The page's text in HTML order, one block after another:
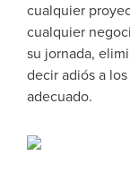
cualquier
cualquier
su jornada,
decir adiós a
adecuado.